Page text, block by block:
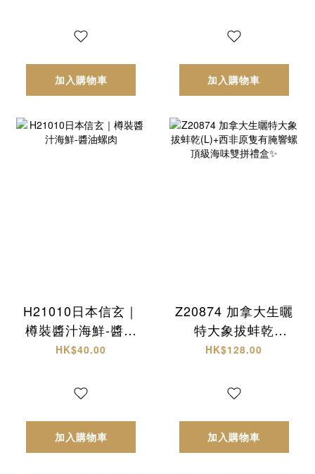
加入購物車 加入購物車
H21010日本信玄｜
樽裝醬汁海鮮-醬油
螺肉
HK$40.00
加入購物車
Z20874 加拿大生曬
特大象拔蚌乾
(L)+西非原隻有腌
禮盒✨
HK$128.00
加入購物車